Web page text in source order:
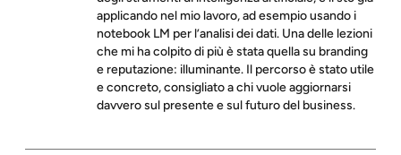
applicando nel mio lavoro, ad esempio usando i
notebook LM per l’analisi dei dati. Una delle lezioni
che mi ha colpito di più è stata quella su branding
e reputazione: illuminante. Il percorso è stato utile
e concreto, consigliato a chi vuole aggiornarsi
davvero sul presente e sul futuro del business.